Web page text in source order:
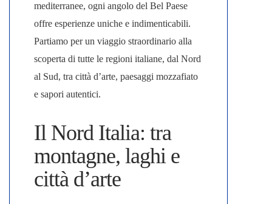
mediterranee, ogni angolo del Bel Paese
offre esperienze uniche e indimenticabili.
Partiamo per un viaggio straordinario alla
scoperta di tutte le regioni italiane, dal Nord
al Sud, tra città d’arte, paesaggi mozzafiato
e sapori autentici.
Il Nord Italia: tra
montagne, laghi e
città d’arte